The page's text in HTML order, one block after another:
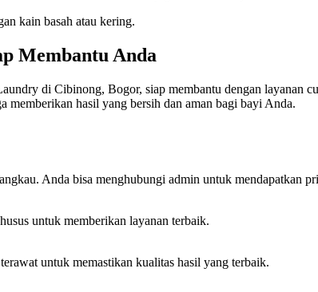
kain basah atau kering.
Membantu Anda
di Cibinong, Bogor, siap membantu dengan layanan
memberikan hasil yang bersih dan aman bagi bayi Anda.
Anda bisa menghubungi admin untuk mendapatkan
untuk memberikan layanan terbaik.
untuk memastikan kualitas hasil yang terbaik.